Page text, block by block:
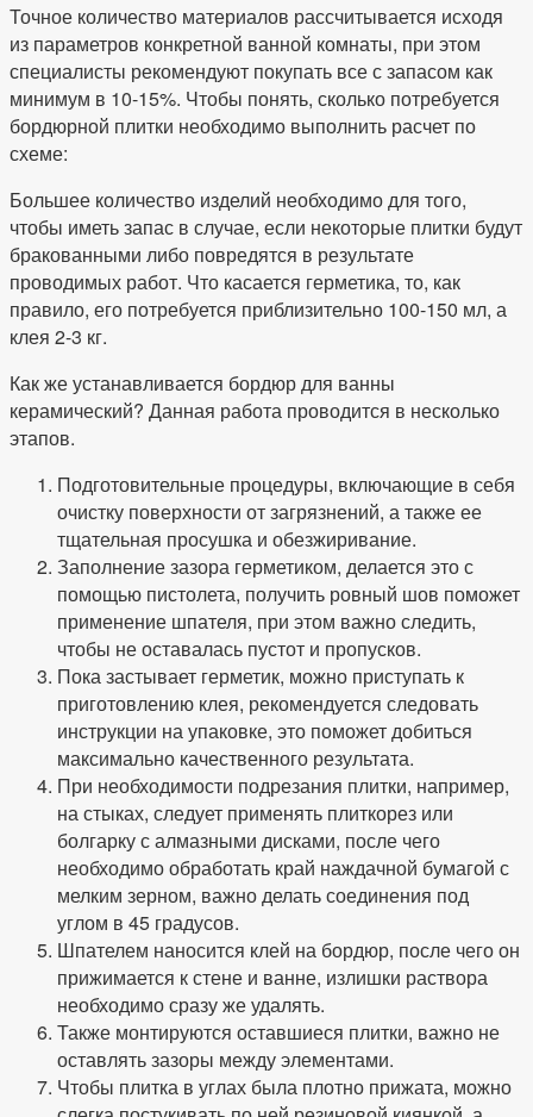
Точное количество материалов рассчитывается исходя
из параметров конкретной ванной комнаты, при этом
специалисты рекомендуют покупать все с запасом как
минимум в 10-15%. Чтобы понять, сколько потребуется
бордюрной плитки необходимо выполнить расчет по
схеме:
Большее количество изделий необходимо для того,
чтобы иметь запас в случае, если некоторые плитки будут
бракованными либо повредятся в результате
проводимых работ. Что касается герметика, то, как
правило, его потребуется приблизительно 100-150 мл, а
клея 2-3 кг.
Как же устанавливается бордюр для ванны
керамический? Данная работа проводится в несколько
этапов.
Подготовительные процедуры, включающие в себя
очистку поверхности от загрязнений, а также ее
тщательная просушка и обезжиривание.
Заполнение зазора герметиком, делается это с
помощью пистолета, получить ровный шов поможет
применение шпателя, при этом важно следить,
чтобы не оставалась пустот и пропусков.
Пока застывает герметик, можно приступать к
приготовлению клея, рекомендуется следовать
инструкции на упаковке, это поможет добиться
максимально качественного результата.
При необходимости подрезания плитки, например,
на стыках, следует применять плиткорез или
болгарку с алмазными дисками, после чего
необходимо обработать край наждачной бумагой с
мелким зерном, важно делать соединения под
углом в 45 градусов.
Шпателем наносится клей на бордюр, после чего он
прижимается к стене и ванне, излишки раствора
необходимо сразу же удалять.
Также монтируются оставшиеся плитки, важно не
оставлять зазоры между элементами.
Чтобы плитка в углах была плотно прижата, можно